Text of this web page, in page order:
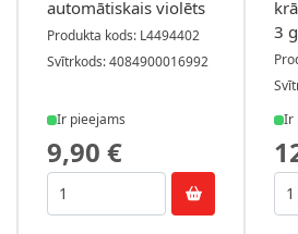
automātiskais violēts
Produkta kods: L4494402
Svītrkods: 4084900016992
Ir pieejams
9,90 €
3
Ir